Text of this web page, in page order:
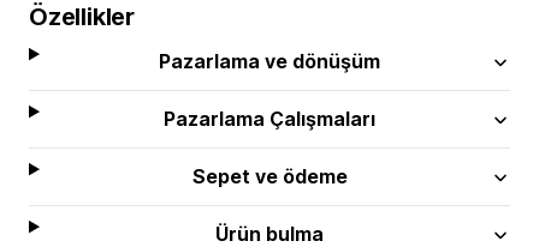
Özellikler
Pazarlama ve dönüşüm
Pazarlama Çalışmaları
Sepet ve ödeme
Ürün bulma